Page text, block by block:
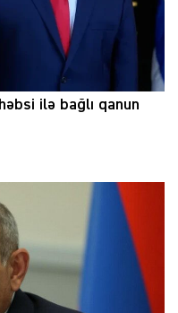
ilə bağlı qanun